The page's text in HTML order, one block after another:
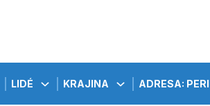
LIDÉ KRAJINA ADRESA: